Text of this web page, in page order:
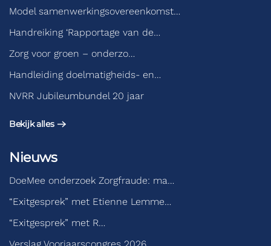
Model samenwerkingsovereenkomst…
Handreiking ‘Rapportage van de…
Zorg voor groen – onderzo…
Handleiding doelmatigheids- en…
NVRR Jubileumbundel 20 jaar
Bekijk alles
Nieuws
DoeMee onderzoek Zorgfraude: ma…
“Exitgesprek” met Etienne Lemme…
“Exitgesprek” met R…